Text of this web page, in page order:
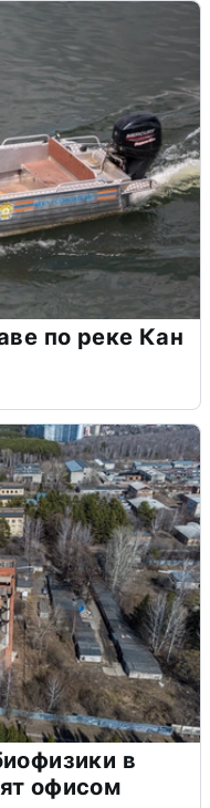
по реке Кан
в
офисом